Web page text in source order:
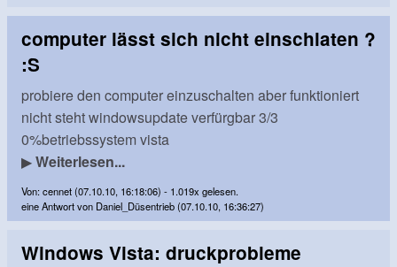
computer lässt sich nicht einschlaten ?
:S
probiere den computer einzuschalten aber funktioniert
nicht steht windowsupdate verfürgbar 3/3
0%betriebssystem vista
▶Weiterlesen...
Von: cennet (07.10.10, 16:18:06) - 1.019x gelesen.
eine Antwort von Daniel_Düsentrieb (07.10.10, 16:36:27)
Windows Vista: druckprobleme